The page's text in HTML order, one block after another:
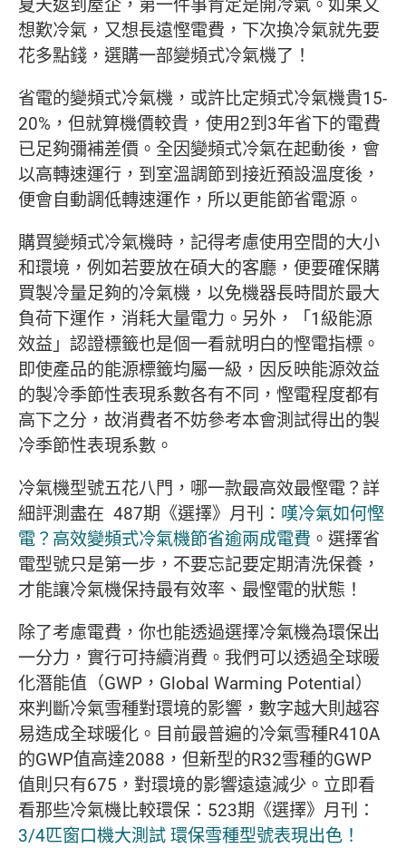
想歎冷氣，又想長遠慳電費，下次換冷氣就先要
花多點錢，選購一部變頻式冷氣機了！
省電的變頻式冷氣機，或許比定頻式冷氣機貴15-
20%，但就算機價較貴，使用2到3年省下的電費
已足夠彌補差價。全因變頻式冷氣在起動後，會
以高轉速運行，到室溫調節到接近預設溫度後，
便會自動調低轉速運作，所以更能節省電源。
購買變頻式冷氣機時，記得考慮使用空間的大小
和環境，例如若要放在碩大的客廳，便要確保購
買製冷量足夠的冷氣機，以免機器長時間於最大
負荷下運作，消耗大量電力。另外，「1級能源
效益」認證標籤也是個一看就明白的慳電指標。
即使產品的能源標籤均屬一級，因反映能源效益
的製冷季節性表現系數各有不同，慳電程度都有
高下之分，故消費者不妨參考本會測試得出的製
冷季節性表現系數。
冷氣機型號五花八門，哪一款最高效最慳電？詳
細評測盡在 487期《選擇》月刊： 嘆冷氣如何慳
電？高效變頻式冷氣機節省逾兩成電費 。選擇省
電型號只是第一步，不要忘記要定期清洗保養，
才能讓冷氣機保持最有效率、最慳電的狀態！
除了考慮電費，你也能透過選擇冷氣機為環保出
一分力，實行可持續消費。我們可以透過全球暖
化潛能值（GWP，Global Warming Potential）
來判斷冷氣雪種對環境的影響，數字越大則越容
易造成全球暖化。目前最普遍的冷氣雪種R410A
的GWP值高達2088，但新型的R32雪種的GWP
值則只有675，對環境的影響遠遠減少。立即看
看那些冷氣機比較環保：523期《選擇》月刊：
3/4匹窗口機大測試 環保雪種型號表現出色！